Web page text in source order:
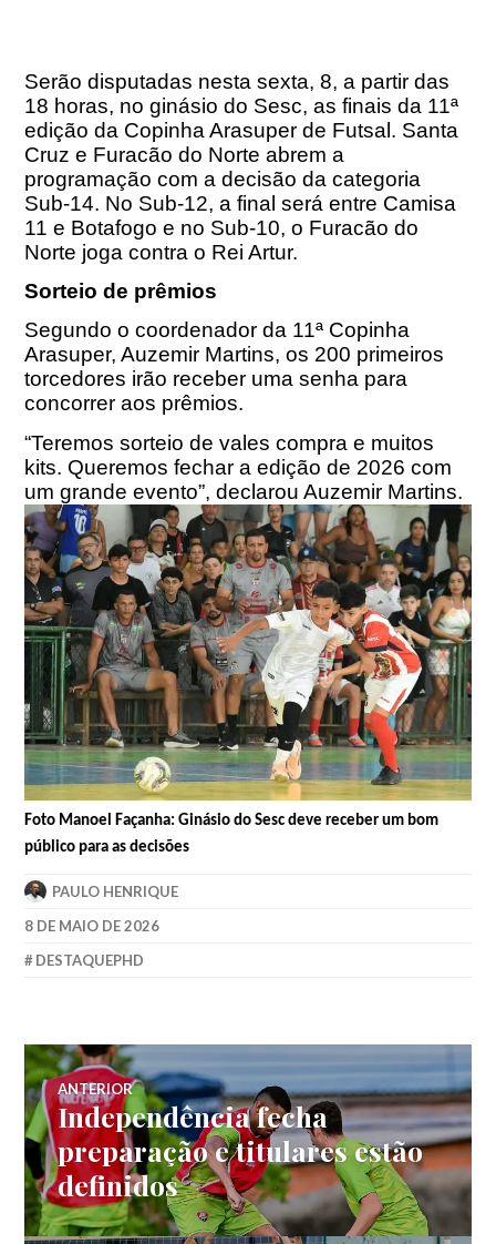
Serão disputadas nesta sexta, 8, a partir das
18 horas, no ginásio do Sesc, as finais da 11ª
edição da Copinha Arasuper de Futsal. Santa
Cruz e Furacão do Norte abrem a
programação com a decisão da categoria
Sub-14. No Sub-12, a final será entre Camisa
11 e Botafogo e no Sub-10, o Furacão do
Norte joga contra o Rei Artur.
Sorteio de prêmios
Segundo o coordenador da 11ª Copinha
Arasuper, Auzemir Martins, os 200 primeiros
torcedores irão receber uma senha para
concorrer aos prêmios.
“Teremos sorteio de vales compra e muitos
kits. Queremos fechar a edição de 2026 com
um grande evento”, declarou Auzemir Martins.
Foto Manoel Façanha: Ginásio do Sesc deve receber um bom
público para as decisões
PAULO HENRIQUE
8 DE MAIO DE 2026
DESTAQUEPHD
ANTERIOR
Independência fecha
preparação e titulares estão
definidos